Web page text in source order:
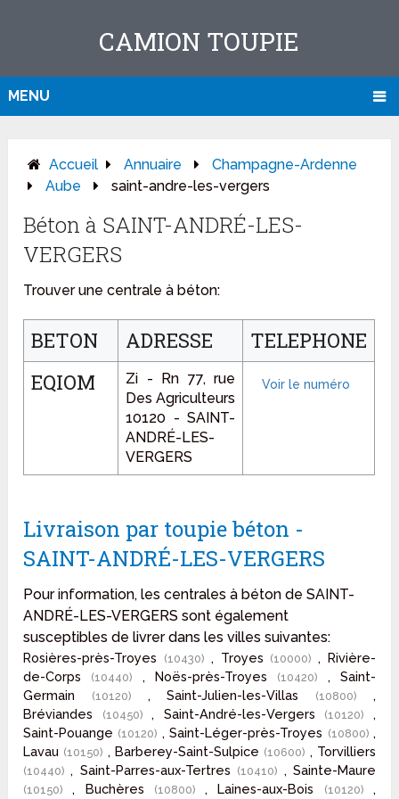
CAMION TOUPIE
MENU
Accueil Annuaire
Champagne-Ardenne
Aube
saint-andre-les-vergers
Béton à SAINT-ANDRÉ-LES-
VERGERS
Trouver une centrale à béton:
BETON ADRESSE
TELEPHONE
EQIOM
Zi - Rn 77, rue
Des Agriculteurs
10120 - SAINT-
ANDRÉ-LES-
VERGERS
Livraison par toupie béton -
SAINT-ANDRÉ-LES-VERGERS
Pour information, les centrales à béton de SAINT-
ANDRÉ-LES-VERGERS sont également
susceptibles de livrer dans les villes suivantes:
Rosières-près-Troyes (10430) , Troyes (10000), Rivière-
de-Corps
(10440) , Noës-près-Troyes (10420) , Saint-
Germain
(10120) , Saint-Julien-les-Villas (10800) ,
Bréviandes
(10450), Saint-André-les-Vergers (10120) ,
Saint-Pouange (10120) , Saint-Léger-près-Troyes (10800) ,
Lavau (10150) , Barberey-Saint-Sulpice (10600) , Torvilliers
(10440), Saint-Parres-aux-Tertres (10410) , Sainte-Maure
(10150), Buchères (10800), Laines-aux-Bois (10120) ,